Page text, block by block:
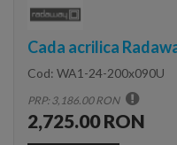
Cada acrilica
Cod: WA1-24-200x090U
PRP: 3,186.00 RON
2,725.00 RON